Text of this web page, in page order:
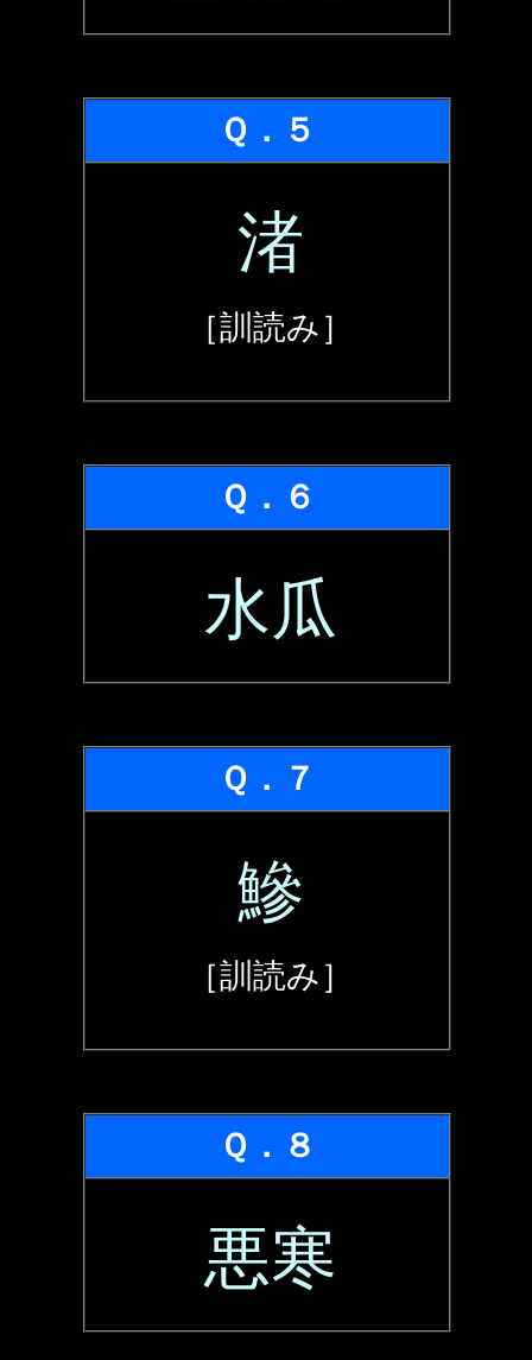
Ｑ．５
渚
［訓読み］
Ｑ．６
水瓜
Ｑ．７
鰺
［訓読み］
Ｑ．８
悪寒